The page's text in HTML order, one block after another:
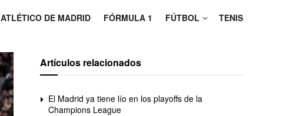
ATLÉTICO DE MADRID FÓRMULA 1 FÚTBOL TENIS
Artículos relacionados
El Madrid ya tiene lío en los playoffs de la
Champions League